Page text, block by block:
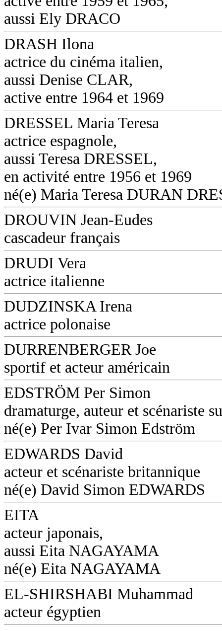
aussi Ely DRACO
DRASH Ilona
actrice du cinéma italien,
aussi Denise CLAR,
active entre 1964 et 1969
DRESSEL Maria Teresa
actrice espagnole,
aussi Teresa DRESSEL,
en activité entre 1956 et 1969
né(e) Maria Teresa DURAN
DROUVIN Jean-Eudes
cascadeur français
DRUDI Vera
actrice italienne
DUDZINSKA Irena
actrice polonaise
DURRENBERGER Joe
sportif et acteur américain
EDSTRÖM Per Simon
dramaturge, auteur et scénariste
né(e) Per Ivar Simon Edström
EDWARDS David
acteur et scénariste britannique
né(e) David Simon EDWARDS
EITA
acteur japonais,
aussi Eita NAGAYAMA
né(e) Eita NAGAYAMA
EL-SHIRSHABI Muhammad
acteur égyptien